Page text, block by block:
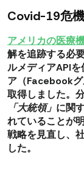
Covid-19危
アメリカの医療
解を追跡する必
ルメディアAPI
ア（Facebook
取得しました。
「大統領」 に関
れていることが
戦略を見直し、
した。